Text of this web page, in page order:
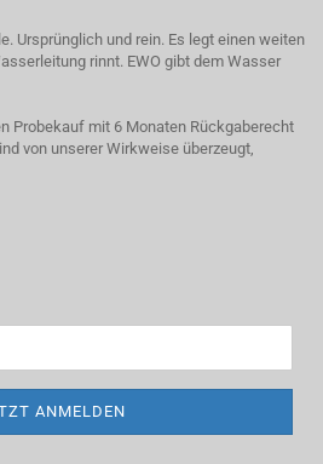
Ursprünglich und rein. Es legt einen weiten
rinnt. EWO gibt dem Wasser
Probekauf mit 6 Monaten Rückgaberecht
von unserer Wirkweise überzeugt,